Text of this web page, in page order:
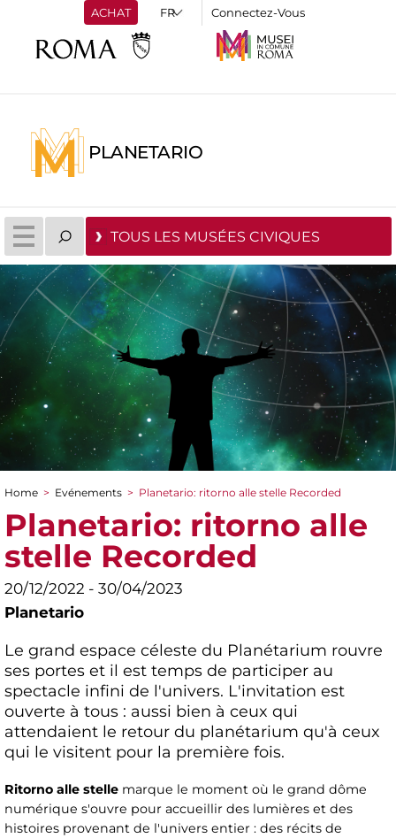
ACHAT Connectez-Vous
PLANETARIO
TOUS LES MUSÉES CIVIQUES
You are here
Home > Evénements > Planetario: ritorno alle stelle Recorded
Planetario: ritorno alle
stelle Recorded
20/12/2022 - 30/04/2023
Planetario
Le grand espace céleste du Planétarium rouvre
ses portes et il est temps de participer au
spectacle infini de l'univers. L'invitation est
ouverte à tous : aussi bien à ceux qui
attendaient le retour du planétarium qu'à ceux
qui le visitent pour la première fois.
Ritorno alle stelle marque le moment où le grand dôme
numérique s'ouvre pour accueillir des lumières et des
histoires provenant de l'univers entier : des récits de